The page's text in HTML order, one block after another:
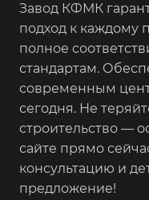
Завод КФМК
подход к каждому
полное
стандартам.
современным
сегодня. Не
строительство —
сайте прямо
консультацию и
предложение!